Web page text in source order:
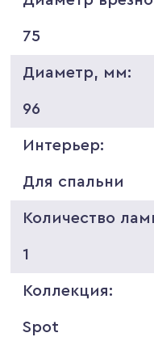
75
Диаметр, мм:
96
Интерьер:
Для спальни
Количество
1
Коллекция:
Spot